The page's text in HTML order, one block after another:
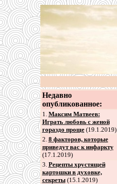
Недавно
опубликованное:
1. Максим Матвеев:
Играть любовь с женой
гораздо проще(19.1.2019)
2. 8 факторов, которые
приведут вас к инфаркту
(17.1.2019)
3. Рецепты хрустящей
картошки в духовке,
секреты(15.1.2019)